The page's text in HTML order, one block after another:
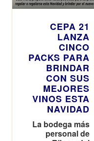
CEPA 21
LANZA
CINCO
PACKS PARA
BRINDAR
CON SUS
MEJORES
VINOS ESTA
NAVIDAD
La bodega más
personal de